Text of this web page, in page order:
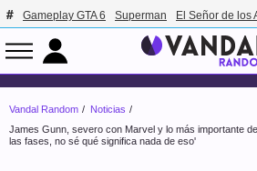
Gameplay GTA 6 Superman El Señor de los
Vandal Random
Noticias
James Gunn, severo con Marvel y lo más importante
las fases, no sé qué significa nada de eso'